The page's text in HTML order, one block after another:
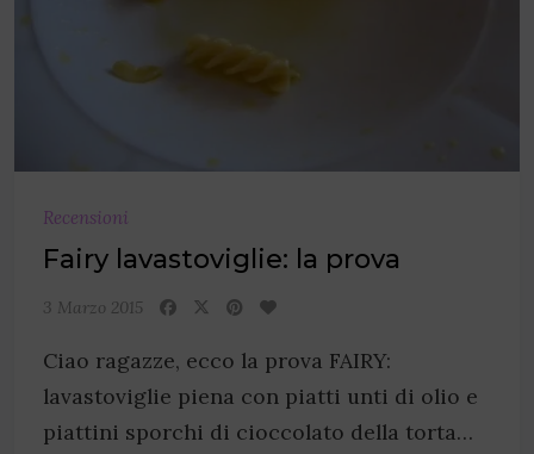
Recensioni
Fairy lavastoviglie: la prova
3 Marzo 2015
Ciao ragazze, ecco la prova FAIRY:
lavastoviglie piena con piatti unti di olio e
piattini sporchi di cioccolato della torta…